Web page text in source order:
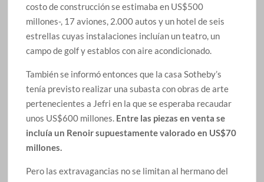
costo de construcción se estimaba en US$500
millones-, 17 aviones, 2.000 autos y un hotel de seis
estrellas cuyas instalaciones incluían un teatro, un
campo de golf y establos con aire acondicionado.
También se informó entonces que la casa Sotheby’s
tenía previsto realizar una subasta con obras de arte
pertenecientes a Jefri en la que se esperaba recaudar
unos US$600 millones. Entre las piezas en venta se
incluía un Renoir supuestamente valorado en US$70
millones.
Pero las extravagancias no se limitan al hermano del